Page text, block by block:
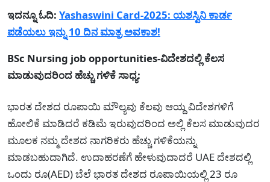
ಇದನ್ನೂ ಓದಿ: Yashaswini Card-2025: ಯಶಸ್ವಿನಿ ಕಾರ್ಡ
ಪಡೆಯಲು ಇನ್ನು 10 ದಿನ ಮಾತ್ರ ಅವಕಾಶ!
BSc Nursing job opportunities-ವಿದೇಶದಲ್ಲಿ ಕೆಲಸ
ಮಾಡುವುದರಿಂದ ಹೆಚ್ಚು ಗಳಿಕೆ ಸಾಧ್ಯ:
ಭಾರತ ದೇಶದ ರೂಪಾಯಿ ಮೌಲ್ಯವು ಕೆಲವು ಆಯ್ದ ವಿದೇಶಗಳಿಗೆ
ಹೋಲಿಕೆ ಮಾಡಿದರೆ ಕಡಿಮೆ ಇರುವುದರಿಂದ ಅಲ್ಲಿ ಕೆಲಸ ಮಾಡುವುದರ
ಮೂಲಕ ನಮ್ಮ ದೇಶದ ನಾಗರಿಕರು ಹೆಚ್ಚು ಗಳಿಕೆಯನ್ನು
ಮಾಡಬಹುದಾಗಿದೆ. ಉದಾಹರಣೆಗೆ ಹೇಳುವುದಾದರೆ UAE ದೇಶದಲ್ಲಿ
ಒಂದು ರೂ(AED) ಬೆಲೆ ಭಾರತ ದೇಶದ ರೂಪಾಯಿಯಲ್ಲಿ 23 ರೂ